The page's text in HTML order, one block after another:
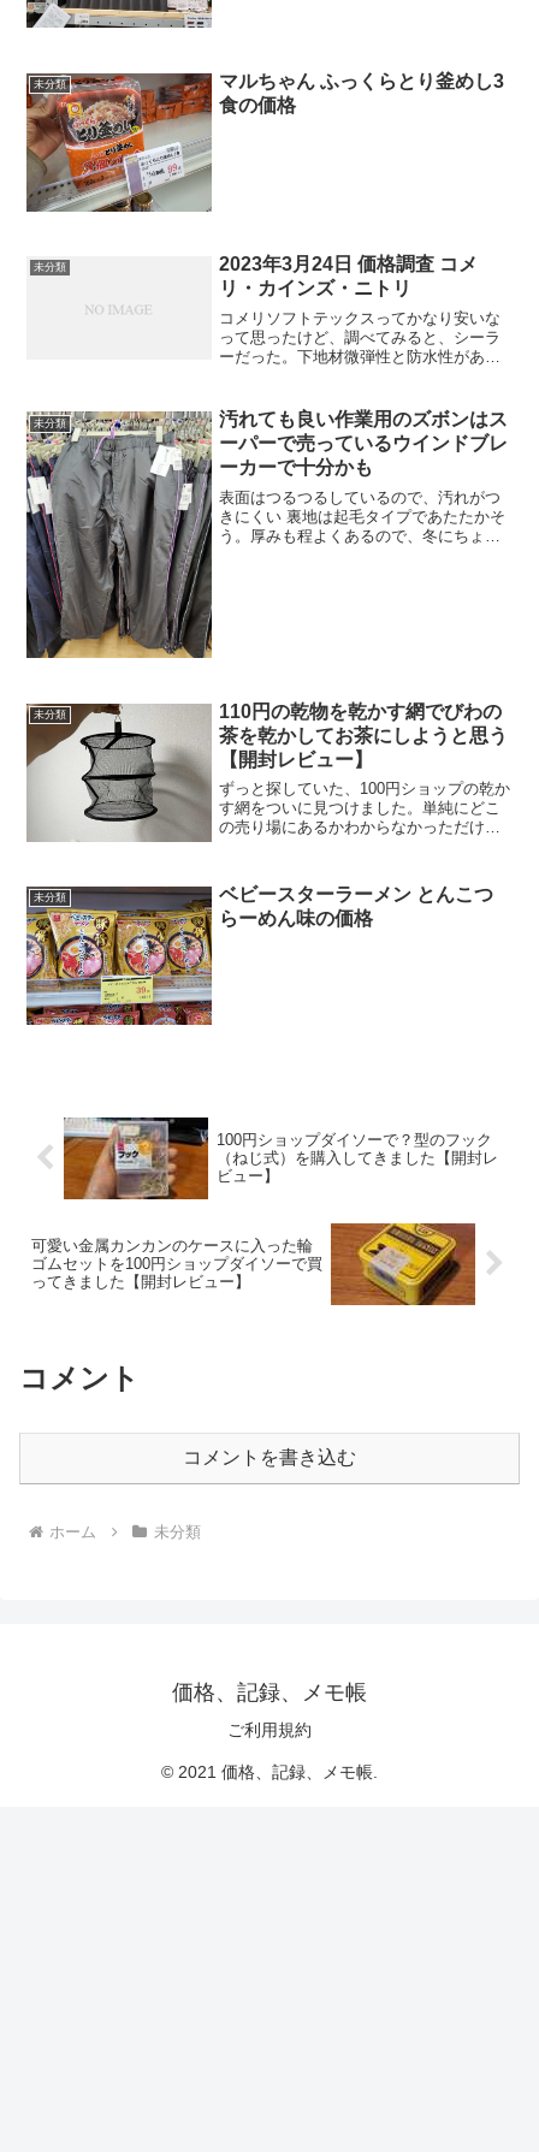
未分類
マルちゃん ふっくらとり釜めし3
食の価格
未分類
2023年3月24日 価格調査 コメ
リ・カインズ・ニトリ
コメリソフトテックスってかなり安いな
って思ったけど、調べてみると、シーラ
ーだった。下地材微弾性と防水性がある
ョンフロアの価格は1m998円でした。ネ
ットで買っても似...
未分類
汚れても良い作業用のズボンはス
ーパーで売っているウインドブレ
ーカーで十分かも
表面はつるつるしているので、汚れがつ
きにくい 裏地は起毛タイプであたたかそ
う。厚みも程よくあるので、冬にちょう
未分類
110円の乾物を乾かす網でびわの
茶を乾かしてお茶にしようと思う
【開封レビュー】
ずっと探していた、100円ショップの乾か
す網をついに見つけました。単純にどこ
の売り場にあるかわからなかっただけ
きく、2段になっています。一般的な使用
用途は魚を乾かした...
未分類
ベビースターラーメン とんこつ
らーめん味の価格
100円ショップダイソーで？型のフック
（ねじ式）を購入してきました【開封レ
ビュー】
可愛い金属カンカンのケースに入った輪
ゴムセットを100円ショップダイソーで買
ってきました【開封レビュー】
コメント
コメントを書き込む
ホーム 未分類
価格、記録、メモ帳
ご利用規約
© 2021 価格、記録、メモ帳.